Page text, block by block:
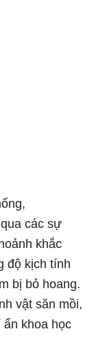
các sự
khắc
độ kịch tính
bị bỏ hoang.
vật săn mồi,
khoa học